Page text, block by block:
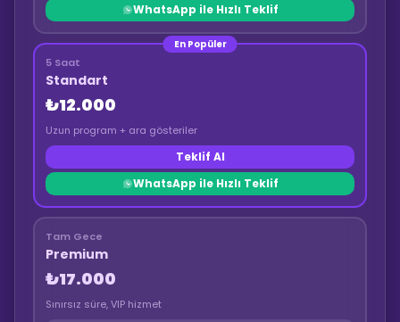
WhatsApp ile Hızlı Teklif
En Popüler
5 Saat
Standart
₺12.000
Uzun program + ara gösteriler
Teklif Al
WhatsApp ile Hızlı Teklif
Tam Gece
Premium
₺17.000
Sınırsız süre, VIP hizmet